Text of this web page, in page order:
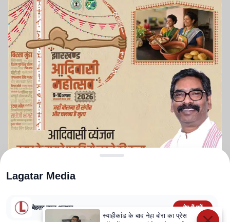
Lagatar Media
बेहतर न्यूज़ अनुभव ऐप में पढ़ें
स्याहीकांड के बाद नेहा बोरा का प्रेस